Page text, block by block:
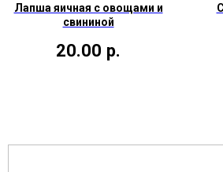
Лапша яичная с овощами и
свининой
20.00 р.